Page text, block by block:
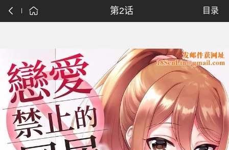
第2话 目录